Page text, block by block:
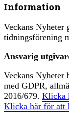
Information
Veckans Nyheter
tidningsförening
Ansvarig
Veckans Nyheter
med GDPR,
2016/679. Klicka
Klicka här för att